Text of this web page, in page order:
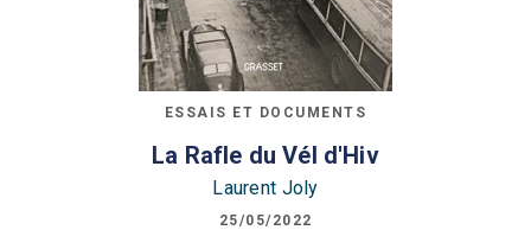
ESSAIS ET DOCUMENTS
La Rafle du Vél d'Hiv
Laurent Joly
25/05/2022